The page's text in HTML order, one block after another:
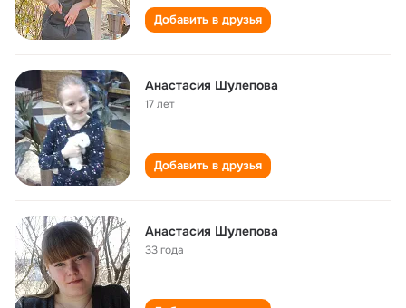
Добавить в друзья
Анастасия Шулепова
17 лет
Добавить в друзья
Анастасия Шулепова
33 года